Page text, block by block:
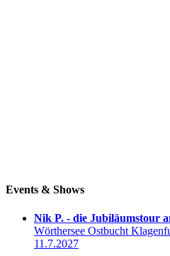
Events & Shows
Nik P. - die Jubiläumstour
Wörthersee Ostbucht
11.7.2027